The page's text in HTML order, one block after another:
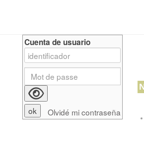
Cuenta de usuario
Olvidé mi contraseña